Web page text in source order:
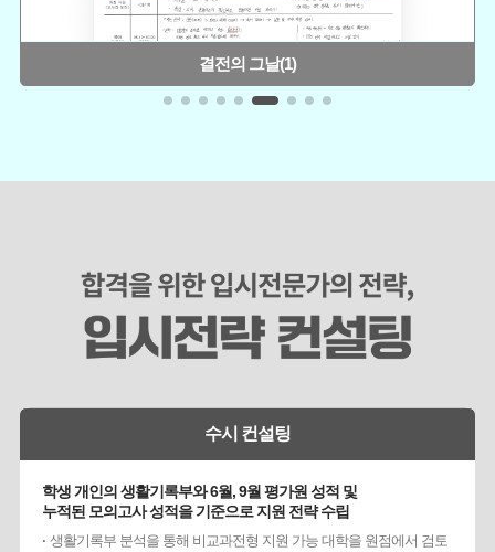
결전의 그날(1)
수시 컨설팅
학생 개인의 생활기록부와 6월, 9월 평가원 성적 및
누적된 모의고사 성적을 기준으로 지원 전략 수립
생활기록부 분석을 통해 비교과전형 지원 가능 대학을 원점에서 검토